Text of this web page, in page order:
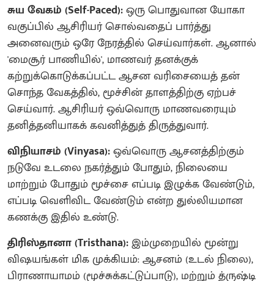
​சுய வேகம் (Self-Paced):ஒரு பொதுவான யோகா
வகுப்பில் ஆசிரியர் சொல்வதைப் பார்த்து
அனைவரும் ஒரே நேரத்தில் செய்வார்கள். ஆனால்
'மைசூர் பாணியில்', மாணவர் தனக்குக்
கற்றுக்கொடுக்கப்பட்ட ஆசன வரிசையைத் தன்
சொந்த வேகத்தில், மூச்சின் தாளத்திற்கு ஏற்பச்
செய்வார். ஆசிரியர் ஒவ்வொரு மாணவரையும்
தனித்தனியாகக் கவனித்துத் திருத்துவார்.
​விநியாசம் (Vinyasa):ஒவ்வொரு ஆசனத்திற்கும்
நடுவே உடலை நகர்த்தும் போதும், நிலையை
மாற்றும் போதும் மூச்சை எப்படி இழுக்க வேண்டும்,
எப்படி வெளிவிட வேண்டும் என்ற துல்லியமான
கணக்கு இதில் உண்டு.
​திரிஸ்தானா (Tristhana):இம்முறையில் மூன்று
விஷயங்கள் மிக முக்கியம்: ஆசனம் (உடல் நிலை),
பிராணாயாமம் (மூச்சுக்கட்டுப்பாடு), மற்றும் த்ருஷ்டி